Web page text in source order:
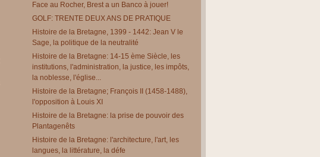
Face au Rocher, Brest a un Banco à jouer!
GOLF: TRENTE DEUX ANS DE PRATIQUE
Histoire de la Bretagne, 1399 - 1442: Jean V le
Sage, la politique de la neutralité
Histoire de la Bretagne: 14-15 ème Siècle, les
institutions, l'administration, la justice, les impôts,
la noblesse, l'église...
Histoire de la Bretagne; François II (1458-1488),
l'opposition à Louis XI
Histoire de la Bretagne: la prise de pouvoir des
Plantagenêts
Histoire de la Bretagne: l'architecture, l'art, les
langues, la littérature, la défe